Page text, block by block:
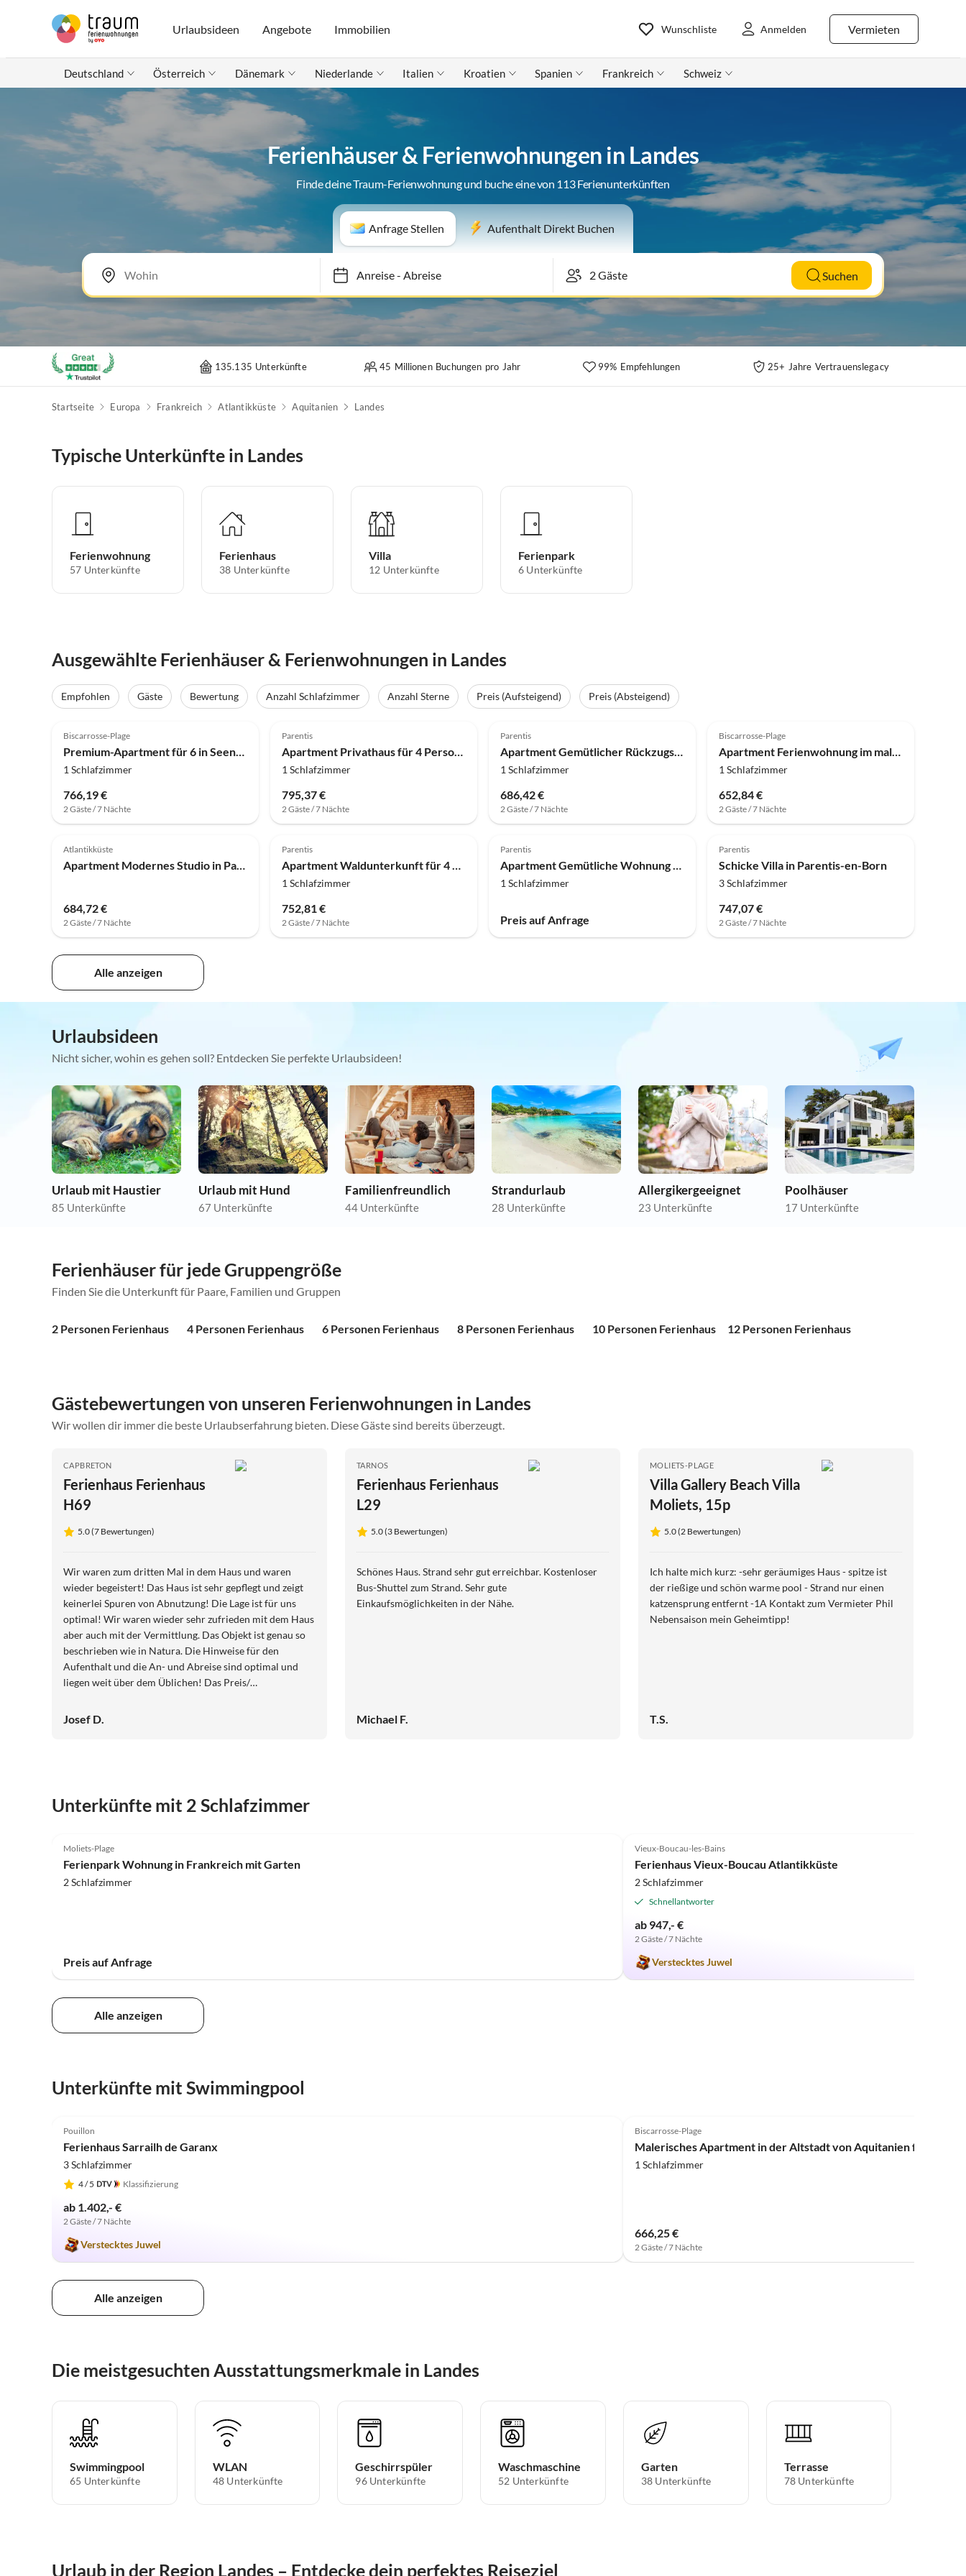
Urlaubsideen Angebote Immobilien Vermieten
Wunschliste Anmelden
Deutschland Österreich Dänemark Niederlande Italien Kroatien Spanien Frankreich Schweiz
Ferienhäuser & Ferienwohnungen in Landes
Finde deine Traum-Ferienwohnung und buche eine von 113 Ferienunterkünften
Anfrage Stellen Aufenthalt Direkt Buchen
Anreise-Abreise Suchen
135.135 Unterkünfte 45 Millionen Buchungen pro Jahr 99% Empfehlungen 25+ Jahre Vertrauenslegacy
Startseite Europa Frankreich Atlantikküste Aquitanien Landes
Typische Unterkünfte in Landes
Ferienwohnung
57 Unterkünfte
Ferienhaus
38 Unterkünfte
Villa
12 Unterkünfte
Ferienpark
6 Unterkünfte
Ausgewählte Ferienhäuser & Ferienwohnungen in Landes
Empfohlen Gäste Bewertung Anzahl Schlafzimmer Anzahl Sterne Preis (Aufsteigend) Preis (Absteigend)
Biscarrosse-Plage
Premium-Apartment für 6 in Seenähe
1 Schlafzimmer
766,19 €
2 Gäste / 7 Nächte
Parentis
Apartment Privathaus für 4 Personen in der Normandie
1 Schlafzimmer
795,37 €
2 Gäste / 7 Nächte
Parentis
Apartment Gemütlicher Rückzugsort für Paare in der Normandie
1 Schlafzimmer
686,42 €
2 Gäste / 7 Nächte
Biscarrosse-Plage
Apartment Ferienwohnung im malerischen Kiefernwald für 4 Personen
1 Schlafzimmer
652,84 €
2 Gäste / 7 Nächte
Atlantikküste
Apartment Modernes Studio in Parentis-en-Born
684,72 €
2 Gäste / 7 Nächte
Parentis
Apartment Waldunterkunft für 4 Personen am See
1 Schlafzimmer
752,81 €
2 Gäste / 7 Nächte
Parentis
Apartment Gemütliche Wohnung mit privatem Balkon
1 Schlafzimmer
Preis auf Anfrage
Parentis
Schicke Villa in Parentis-en-Born
3 Schlafzimmer
747,07 €
2 Gäste / 7 Nächte
Alle anzeigen
Urlaubsideen
Nicht sicher, wohin es gehen soll? Entdecken Sie perfekte Urlaubsideen!
Urlaub mit Haustier
85 Unterkünfte
Urlaub mit Hund
67 Unterkünfte
Familienfreundlich
44 Unterkünfte
Strandurlaub
28 Unterkünfte
Allergikergeeignet
23 Unterkünfte
Poolhäuser
17 Unterkünfte
Ferienhäuser für jede Gruppengröße
Finden Sie die Unterkunft für Paare, Familien und Gruppen
2 Personen Ferienhaus 4 Personen Ferienhaus 6 Personen Ferienhaus 8 Personen Ferienhaus 10 Personen Ferienhaus 12 Personen Ferienhaus
Gästebewertungen von unseren Ferienwohnungen in Landes
Wir wollen dir immer die beste Urlaubserfahrung bieten. Diese Gäste sind bereits überzeugt.
CAPBRETON
Ferienhaus Ferienhaus
H69
5.0 (7 Bewertungen)
Wir waren zum dritten Mal in dem Haus und waren
wieder begeistert! Das Haus ist sehr gepflegt und zeigt
keinerlei Spuren von Abnutzung! Die Lage ist für uns
optimal! Wir waren wieder sehr zufrieden mit dem Haus
aber auch mit der Vermittlung. Das Objekt ist genau so
beschrieben wie in Natura. Die Hinweise für den
Aufenthalt und die An- und Abreise sind optimal und
liegen weit über dem Üblichen! Das Preis/
Josef D.
TARNOS
Ferienhaus Ferienhaus
L29
5.0 (3 Bewertungen)
Schönes Haus. Strand sehr gut erreichbar. Kostenloser
Bus-Shuttel zum Strand. Sehr gute
Einkaufsmöglichkeiten in der Nähe.
Michael F.
MOLIETS-PLAGE
Villa Gallery Beach Villa
Moliets, 15p
5.0 (2 Bewertungen)
Ich halte mich kurz: -sehr geräumiges Haus - spitze ist
der rießige und schön warme pool - Strand nur einen
katzensprung entfernt -1A Kontakt zum Vermieter Phil
Nebensaison mein Geheimtipp!
T.S.
Unterkünfte mit 2 Schlafzimmer
Moliets-Plage
Ferienpark Wohnung in Frankreich mit Garten
2 Schlafzimmer
Preis auf Anfrage
Vieux-Boucau-les-Bains
Ferienhaus Vieux-Boucau Atlantikküste
2 Schlafzimmer
Schnellantworter
ab 947,- €
2 Gäste / 7 Nächte
Verstecktes Juwel
Alle anzeigen
Unterkünfte mit Swimmingpool
Pouillon
Ferienhaus Sarrailh de Garanx
3 Schlafzimmer
4/ 5 Klassifizierung
ab 1.402,- €
2 Gäste / 7 Nächte
Verstecktes Juwel
Biscarrosse-Plage
Malerisches Apartment in der Altstadt von Aquitanien für 5
1 Schlafzimmer
666,25 €
2 Gäste / 7 Nächte
Alle anzeigen
Die meistgesuchten Ausstattungsmerkmale in Landes
Swimmingpool
65 Unterkünfte
WLAN
48 Unterkünfte
Geschirrspüler
96 Unterkünfte
Waschmaschine
52 Unterkünfte
Garten
38 Unterkünfte
Terrasse
78 Unterkünfte
Urlaub in der Region Landes – Entdecke dein perfektes Reiseziel